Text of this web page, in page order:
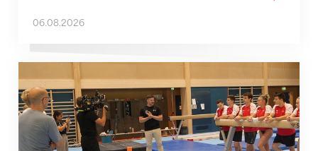
06.08.2026
Mit klaren Zielen nach Zagreb